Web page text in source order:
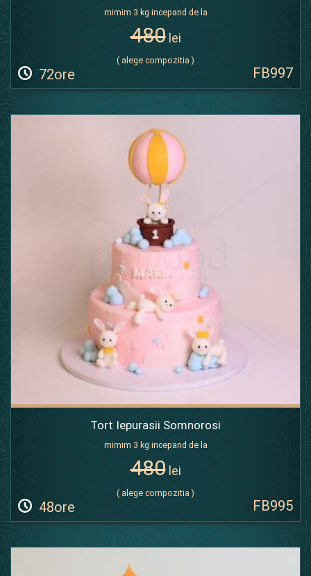
mimim 3 kg incepand de la
480lei
( alege compozitia )
72ore FB997
Tort Iepurasii Somnorosi
mimim 3 kg incepand de la
480lei
( alege compozitia )
48ore FB995